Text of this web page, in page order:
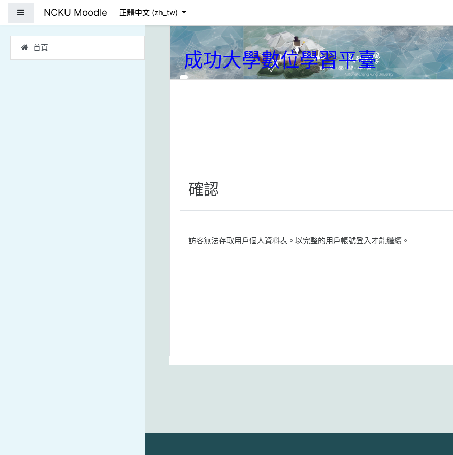
首頁
NCKU Moodle 正體中文 ‎(zh_tw)‎
成功大學數位學習平臺
確認
訪客無法存取用戶個人資料表。以完整的用戶帳號登入才能繼續。